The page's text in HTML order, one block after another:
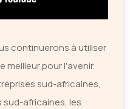
continuerons à utiliser
meilleur pour l'avenir.
sud-africaines,
africaines, les